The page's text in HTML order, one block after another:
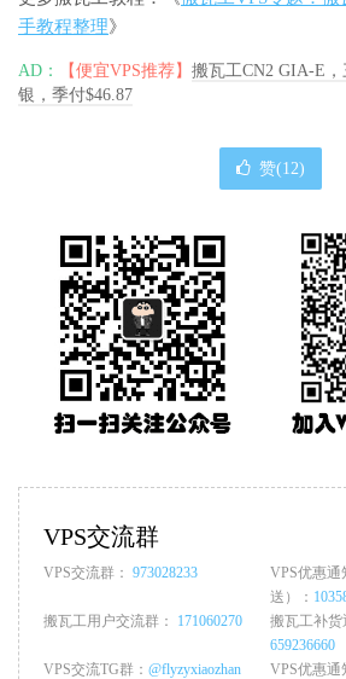
手教程整理》
AD： 【便宜VPS推荐】 搬瓦工CN2 GIA-E
银，季付$46.87
赞(12)
VPS交流群
VPS交流群： 973028233
VPS优惠通
送）：
搬瓦工用户交流群： 171060270
搬瓦工补货
659236660
VPS交流TG群： @flyzyxiaozhan VPS优惠通